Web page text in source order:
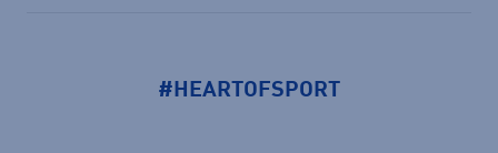
#HEARTOFSPORT